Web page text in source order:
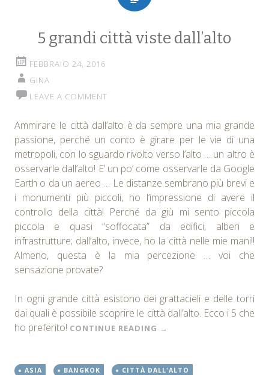
5 grandi città viste dall’alto
FEBBRAIO 24, 2016
GINA
LEAVE A COMMENT
Ammirare le città dall’alto è da sempre una mia grande
passione, perché un conto è girare per le vie di una
metropoli, con lo sguardo rivolto verso l’alto … un altro è
osservarle dall’alto! E’ un po’ come osservarle da Google
Earth o da un aereo … Le distanze sembrano più brevi e
i monumenti più piccoli, ho l’impressione di avere il
controllo della città! Perché da giù mi sento piccola
piccola e quasi “soffocata” da edifici, alberi e
infrastrutture; dall’alto, invece, ho la città nelle mie mani!!
Almeno, questa è la mia percezione … voi che
sensazione provate?
In ogni grande città esistono dei grattacieli e delle torri
dai quali è possibile scoprire le città dall’alto. Ecco i 5 che
ho preferito! CONTINUE READING →
ASIA BANGKOK
CITTÀ DALL'ALTO